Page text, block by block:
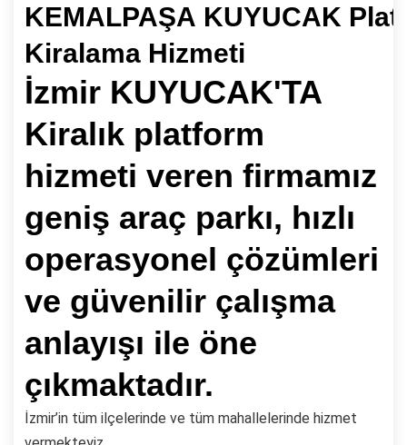
KEMALPAŞA KUYUCAK
Kiralama Hizmeti
İzmir KUYUCAK'TA
Kiralık platform
hizmeti veren firmamız
geniş araç parkı, hızlı
operasyonel çözümleri
ve güvenilir çalışma
anlayışı ile öne
çıkmaktadır.
İzmir’in tüm ilçelerinde ve tüm mahallelerinde hizmet